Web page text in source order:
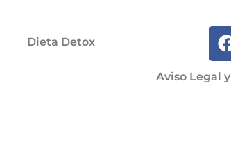
Dieta Detox
Aviso Legal